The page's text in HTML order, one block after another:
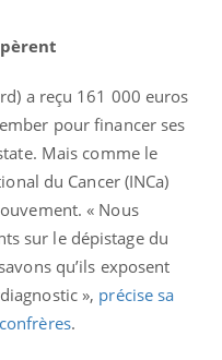
a reçu 161 000 euros
pour financer ses
Mais comme le
du Cancer (INCa)
« Nous
sur le dépistage du
qu’ils exposent
», précise sa
.